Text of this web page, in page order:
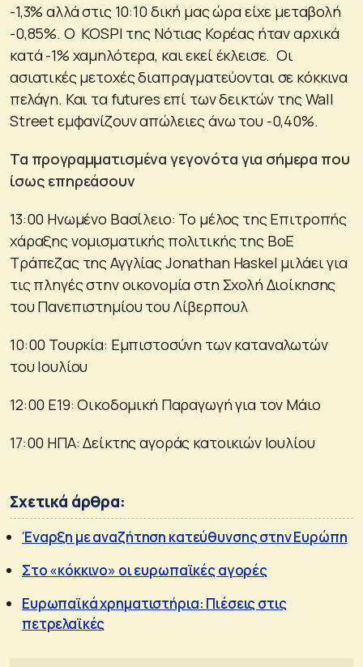
-1,3% αλλά στις 10:10 δική μας ώρα είχε μεταβολή
-0,85%. Ο KOSPI της Νότιας Κορέας ήταν αρχικά
κατά -1% χαμηλότερα, και εκεί έκλεισε. Οι
ασιατικές μετοχές διαπραγματεύονται σε κόκκινα
πελάγη. Και τα futures επί των δεικτών της Wall
Street εμφανίζουν απώλειες άνω του -0,40%.
Τα προγραμματισμένα γεγονότα για σήμερα που
ίσως επηρεάσουν
13:00 Ηνωμένο Βασίλειο: Το μέλος της Επιτροπής
χάραξης νομισματικής πολιτικής της BoE
Τράπεζας της Αγγλίας Jonathan Haskel μιλάει για
τις πληγές στην οικονομία στη Σχολή Διοίκησης
του Πανεπιστημίου του Λίβερπουλ
10:00 Τουρκία: Εμπιστοσύνη των καταναλωτών
του Ιουλίου
12:00 E19: Οικοδομική Παραγωγή για τον Μάιο
17:00 ΗΠΑ: Δείκτης αγοράς κατοικιών Ιουλίου
Σχετικά άρθρα:
Έναρξη με αναζήτηση κατεύθυνσης στην Ευρώπη
Στο «κόκκινo» οι ευρωπαϊκές αγορές
Ευρωπαϊκά χρηματιστήρια: Πιέσεις στις
πετρελαϊκές